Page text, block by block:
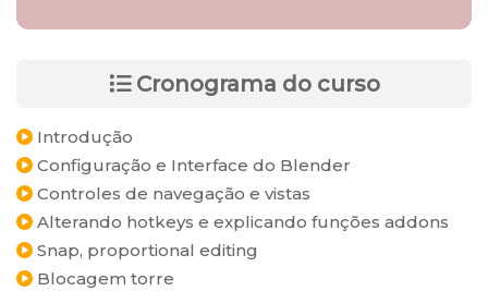
Cronograma do curso
Introdução
Configuração e Interface do Blender
Controles de navegação e vistas
Alterando hotkeys e explicando funções addons
Snap, proportional editing
Blocagem torre